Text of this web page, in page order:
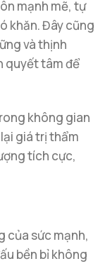
mạnh mẽ, tự
khăn. Đây cũng
và thịnh
quyết tâm để
không gian
giá trị thẩm
tích cực,
của sức mạnh,
bền bỉ không